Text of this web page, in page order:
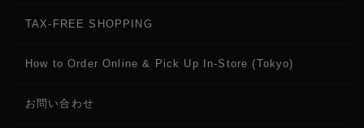
TAX-FREE SHOPPING
How to Order Online & Pick Up In-Store (Tokyo)
お問い合わせ